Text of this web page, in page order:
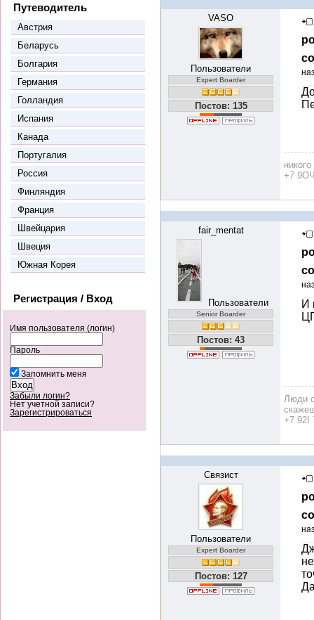
Путеводитель
Австрия
Беларусь
Болгария
Германия
Голландия
Испания
Канада
Португалия
Россия
Финляндия
Франция
Швейцария
Швеция
Южная Корея
Регистрация / Вход
Имя пользователя (логин)
Пароль
Запомнить меня
Забыли логин?
Нет учетной записи?
Зарегистрироваться
VASO
Пользователи
Expert Boarder
Постов: 135
+7
fair_mentat
Пользователи
Senior Boarder
Постов: 43
И
Люди
+7 92I
Связист
Пользователи
Expert Boarder
Постов: 127